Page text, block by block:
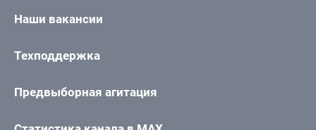
Наши вакансии
Техподдержка
Предвыборная агитация